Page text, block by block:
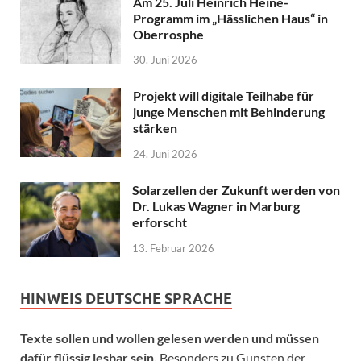
Programm im „Hässlichen Haus“ in
Oberrosphe
30. Juni 2026
Projekt will digitale Teilhabe für
junge Menschen mit Behinderung
stärken
24. Juni 2026
Solarzellen der Zukunft werden von
Dr. Lukas Wagner in Marburg
erforscht
13. Februar 2026
HINWEIS DEUTSCHE SPRACHE
Texte sollen und wollen gelesen werden und müssen
dafür flüssig lesbar sein. Besonders zu Gunsten der